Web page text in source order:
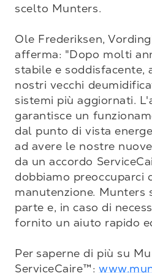
scelto Munters.
Ole Frederiksen,
afferma: "Dopo molti
stabile e soddisfacente,
nostri vecchi
sistemi più aggiornati.
garantisce un
dal punto di vista
ad avere le nostre
da un accordo
dobbiamo preoccuparci
manutenzione. Munters
parte e, in caso di
fornito un aiuto rapido
Per saperne di più su
ServiceCaire™: